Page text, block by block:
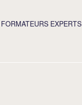
EXPERTS